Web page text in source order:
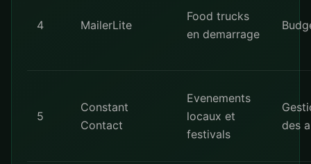
4 MailerLite
Food trucks
en demarrage
5
Constant
Contact
Evenements
locaux et
festivals
des